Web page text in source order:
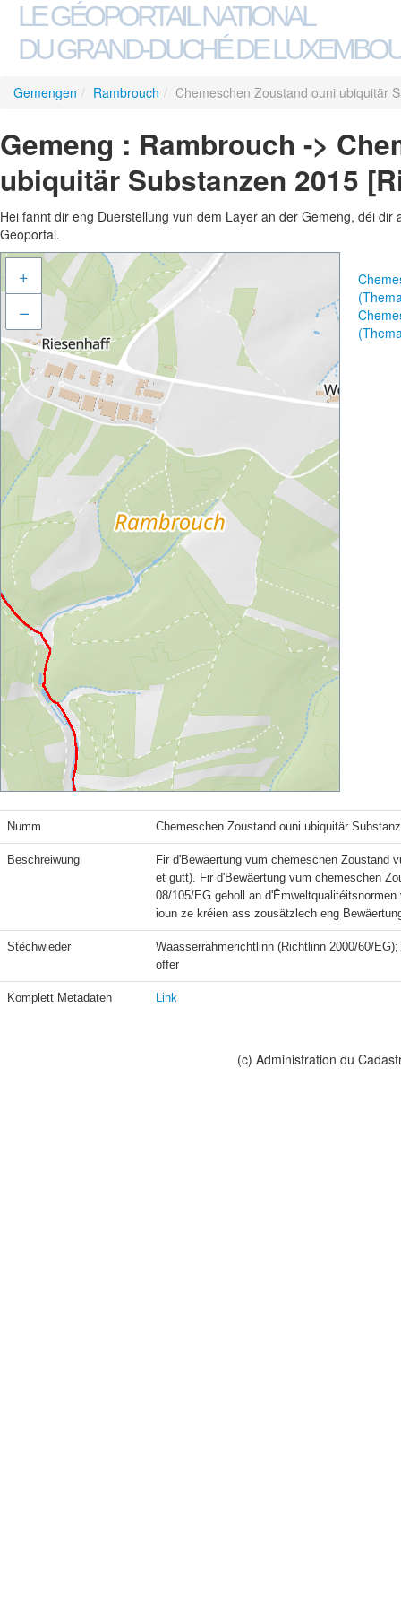
LE GÉOPORTAIL NATIONAL
DU GRAND-DUCHÉ DE
Gemengen / Rambrouch / Chemeschen Zoustand ouni ubiquitär
Gemeng : Rambrouch ->
ubiquitär Substanzen 2015
Hei fannt dir eng Duerstellung vun dem Layer an der Gemeng, déi
Geoportal.
+
–
Numm Chemeschen Zoustand ouni ubiquitär
Beschreiwung
Fir d'Bewäertung vum chemeschen Zoustand
et gutt). Fir d'Bewäertung vum chemeschen
08/105/EG geholl an
ioun ze kréien ass zousätzlech eng
Stëchwieder
Waasserrahmerichtlinn (Richtlinn 2000/60/
offer
Komplett Metadaten Link
(c) Administration du